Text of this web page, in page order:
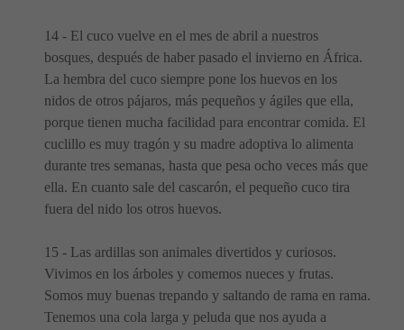
14 - El cuco vuelve en el mes de abril a nuestros
bosques, después de haber pasado el invierno en África.
La hembra del cuco siempre pone los huevos en los
nidos de otros pájaros, más pequeños y ágiles que ella,
porque tienen mucha facilidad para encontrar comida. El
cuclillo es muy tragón y su madre adoptiva lo alimenta
durante tres semanas, hasta que pesa ocho veces más que
ella. En cuanto sale del cascarón, el pequeño cuco tira
fuera del nido los otros huevos.
15 - Las ardillas son animales divertidos y curiosos.
Vivimos en los árboles y comemos nueces y frutas.
Somos muy buenas trepando y saltando de rama en rama.
Tenemos una cola larga y peluda que nos ayuda a